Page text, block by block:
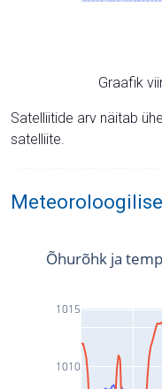
Graafik
Satelliitide arv näitab
satelliite.
1010
1015
Õhurõhk ja